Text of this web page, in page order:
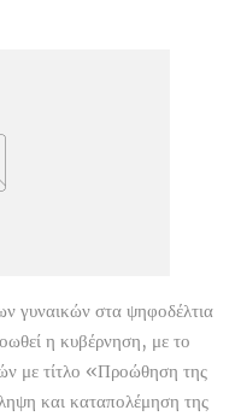
γυναικών στα ψηφοδέλτια
η κυβέρνηση, με το
με τίτλο «Προώθηση της
και καταπολέμηση της